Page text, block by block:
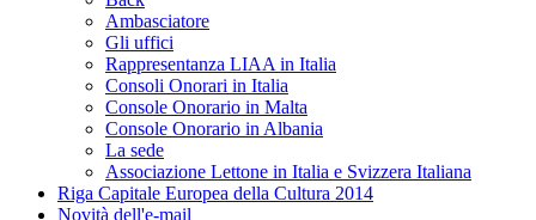
Ambasciatore
Gli uffici
Rappresentanza LIAA in Italia
Consoli Onorari in Italia
Console Onorario in Malta
Console Onorario in Albania
La sede
Associazione Lettone in Italia e Svizzera Italiana
Riga Capitale Europea della Cultura 2014
Novità dell'e-mail